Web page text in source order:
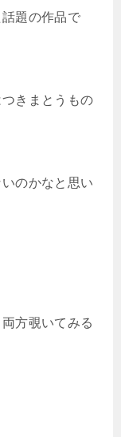
題の作品で
きまとうもの
のかなと思い
方覗いてみる